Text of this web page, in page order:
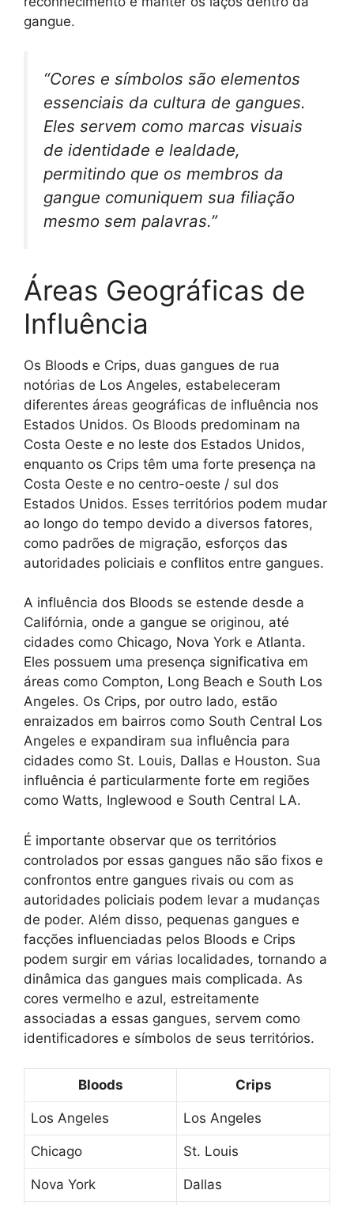
gangue.
“Cores e símbolos são elementos
essenciais da cultura de gangues.
Eles servem como marcas visuais
de identidade e lealdade,
permitindo que os membros da
gangue comuniquem sua filiação
mesmo sem palavras.”
Áreas Geográficas de
Influência
Os Bloods e Crips, duas gangues de rua
notórias de Los Angeles, estabeleceram
diferentes áreas geográficas de influência nos
Estados Unidos. Os Bloods predominam na
Costa Oeste e no leste dos Estados Unidos,
enquanto os Crips têm uma forte presença na
Costa Oeste e no centro-oeste / sul dos
Estados Unidos. Esses territórios podem mudar
ao longo do tempo devido a diversos fatores,
como padrões de migração, esforços das
autoridades policiais e conflitos entre gangues.
A influência dos Bloods se estende desde a
Califórnia, onde a gangue se originou, até
cidades como Chicago, Nova York e Atlanta.
Eles possuem uma presença significativa em
áreas como Compton, Long Beach e South Los
Angeles. Os Crips, por outro lado, estão
enraizados em bairros como South Central Los
Angeles e expandiram sua influência para
cidades como St. Louis, Dallas e Houston. Sua
influência é particularmente forte em regiões
como Watts, Inglewood e South Central LA.
É importante observar que os territórios
controlados por essas gangues não são fixos e
confrontos entre gangues rivais ou com as
autoridades policiais podem levar a mudanças
de poder. Além disso, pequenas gangues e
facções influenciadas pelos Bloods e Crips
podem surgir em várias localidades, tornando a
dinâmica das gangues mais complicada. As
cores vermelho e azul, estreitamente
associadas a essas gangues, servem como
identificadores e símbolos de seus territórios.
Bloods Crips
Los Angeles Los Angeles
Chicago St. Louis
Nova York Dallas